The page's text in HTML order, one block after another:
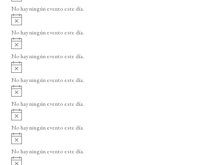
v
i
o
No hay ningún evento este día.
A
v
i
o
No hay ningún evento este día.
A
v
i
o
No hay ningún evento este día.
A
v
i
o
No hay ningún evento este día.
A
v
i
o
No hay ningún evento este día.
A
v
i
o
No hay ningún evento este día.
A
v
i
No hay ningún evento este día.
A